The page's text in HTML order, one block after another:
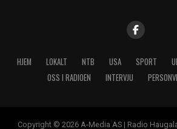
HJEM LOKALT NTB USA SPORT
OSS I RADIOEN
INTERVJU
Copyright © 2026 A-Media AS | Radio